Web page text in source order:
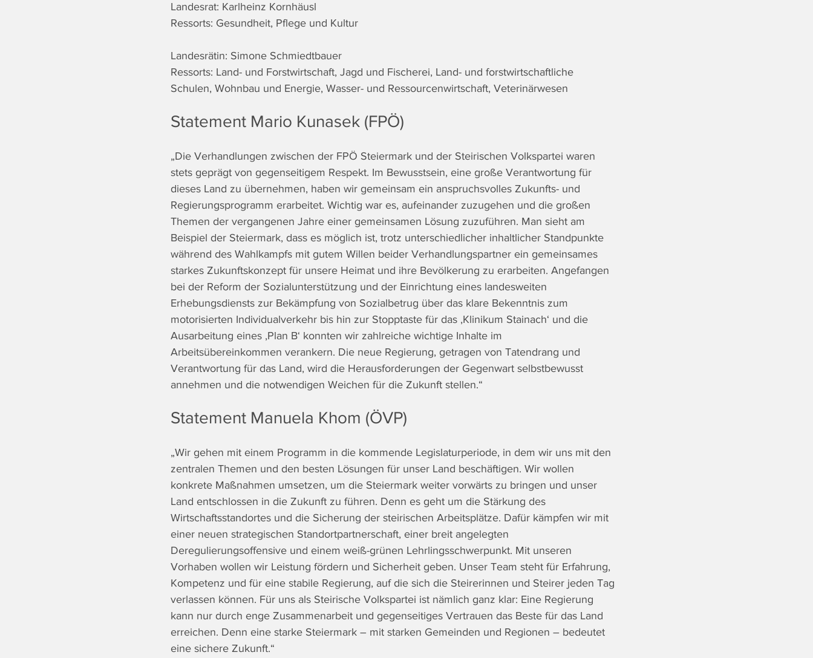
Landesrat: Karlheinz Kornhäusl
Ressorts: Gesundheit, Pflege und Kultur
Landesrätin: Simone Schmiedtbauer
Ressorts: Land- und Forstwirtschaft, Jagd und Fischerei, Land- und forstwirtschaftliche
Schulen, Wohnbau und Energie, Wasser- und Ressourcenwirtschaft, Veterinärwesen
Statement Mario Kunasek (FPÖ)
„Die Verhandlungen zwischen der FPÖ Steiermark und der Steirischen Volkspartei waren
stets geprägt von gegenseitigem Respekt. Im Bewusstsein, eine große Verantwortung für
dieses Land zu übernehmen, haben wir gemeinsam ein anspruchsvolles Zukunfts- und
Regierungsprogramm erarbeitet. Wichtig war es, aufeinander zuzugehen und die großen
Themen der vergangenen Jahre einer gemeinsamen Lösung zuzuführen. Man sieht am
Beispiel der Steiermark, dass es möglich ist, trotz unterschiedlicher inhaltlicher Standpunkte
während des Wahlkampfs mit gutem Willen beider Verhandlungspartner ein gemeinsames
starkes Zukunftskonzept für unsere Heimat und ihre Bevölkerung zu erarbeiten. Angefangen
bei der Reform der Sozialunterstützung und der Einrichtung eines landesweiten
Erhebungsdiensts zur Bekämpfung von Sozialbetrug über das klare Bekenntnis zum
motorisierten Individualverkehr bis hin zur Stopptaste für das ‚Klinikum Stainach‘ und die
Ausarbeitung eines ‚Plan B‘ konnten wir zahlreiche wichtige Inhalte im
Arbeitsübereinkommen verankern. Die neue Regierung, getragen von Tatendrang und
Verantwortung für das Land, wird die Herausforderungen der Gegenwart selbstbewusst
annehmen und die notwendigen Weichen für die Zukunft stellen.“
Statement Manuela Khom (ÖVP)
„Wir gehen mit einem Programm in die kommende Legislaturperiode, in dem wir uns mit den
zentralen Themen und den besten Lösungen für unser Land beschäftigen. Wir wollen
konkrete Maßnahmen umsetzen, um die Steiermark weiter vorwärts zu bringen und unser
Land entschlossen in die Zukunft zu führen. Denn es geht um die Stärkung des
Wirtschaftsstandortes und die Sicherung der steirischen Arbeitsplätze. Dafür kämpfen wir mit
einer neuen strategischen Standortpartnerschaft, einer breit angelegten
Deregulierungsoffensive und einem weiß-grünen Lehrlingsschwerpunkt. Mit unseren
Vorhaben wollen wir Leistung fördern und Sicherheit geben. Unser Team steht für Erfahrung,
Kompetenz und für eine stabile Regierung, auf die sich die Steirerinnen und Steirer jeden Tag
verlassen können. Für uns als Steirische Volkspartei ist nämlich ganz klar: Eine Regierung
kann nur durch enge Zusammenarbeit und gegenseitiges Vertrauen das Beste für das Land
erreichen. Denn eine starke Steiermark – mit starken Gemeinden und Regionen – bedeutet
eine sichere Zukunft.“